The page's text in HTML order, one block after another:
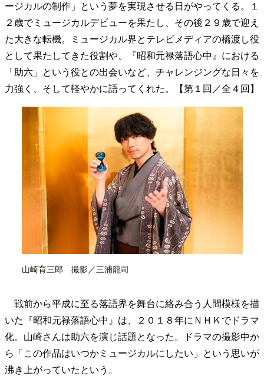
重圧との向き合い方 一流のルーティン
20代の現在地
忘れられない言葉
10代・20代の土台
ライフスタイル・生き方
40代からの景色 美しさの哲学
パートナーとの歩み方
熱狂できるもの
一生モノの愛用品
私を彩るエッセンス
60代のネクストステージ
70代のグランドデザイン
社会・カルチャー・マネー
地域とつながる/お金との付き合い方
ージカルの制作」という夢を実現させる日がやってくる。１
２歳でミュージカルデビューを果たし、その後２９歳で迎え
た大きな転機。ミュージカル界とテレビメディアの橋渡し役
として果たしてきた役割や、『昭和元禄落語心中』における
「助六」という役との出会いなど、チャレンジングな日々を
力強く、そして軽やかに語ってくれた。【第１回／全４回】
山崎育三郎 撮影／三浦龍司
戦前から平成に至る落語界を舞台に絡み合う人間模様を描
いた『昭和元禄落語心中』は、２０１８年にＮＨＫでドラマ
化。山崎さんは助六を演じ話題となった。ドラマの撮影中か
ら「この作品はいつかミュージカルにしたい」という思いが
沸き上がっていたという。